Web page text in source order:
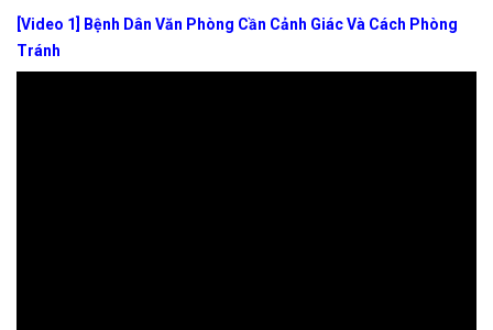
[Video 1] Bệnh Dân Văn Phòng Cần Cảnh Giác Và Cách Phòng
Tránh